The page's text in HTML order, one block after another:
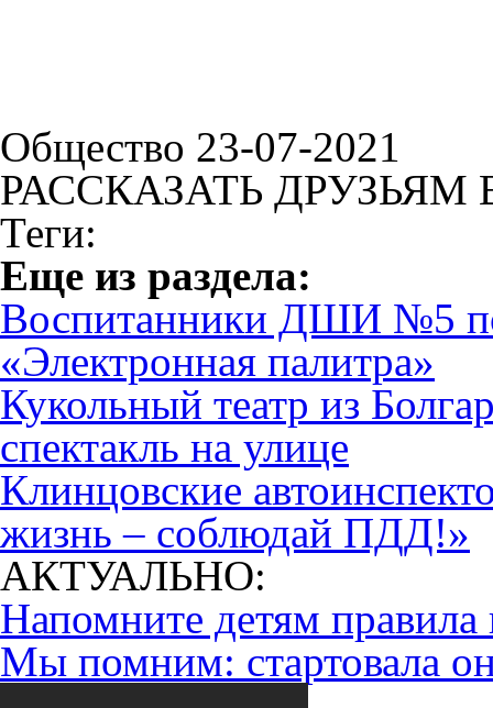
Общество 23-07-2021
РАССКАЗАТЬ ДРУЗЬЯМ
Теги:
Eще из раздела:
Воспитанники ДШИ №5
«Электронная палитра»
Кукольный театр из
спектакль на улице
Клинцовские
жизнь – соблюдай ПДД!»
АКТУАЛЬНО:
Напомните детям правила
Мы помним: стартовала